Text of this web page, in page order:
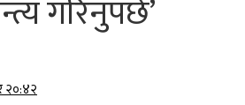
गरिनुपर्छ’
२०:४२